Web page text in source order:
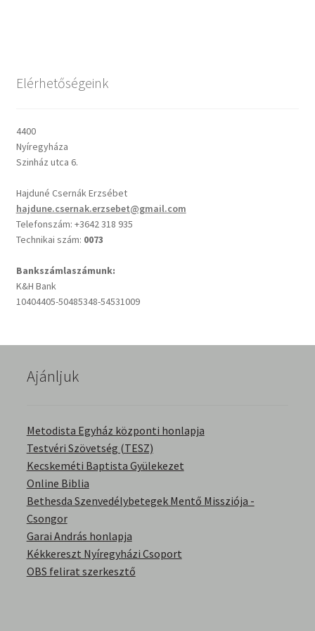
Cseri Kálmán: A kegyelem harmatja
Oswald Chambers: Krisztus mindenek felett
Mindennapi kenyerünk
Alkalmaink
Elérhetőségek
Képek
Kitekintés
Könyvtár
Család-Házasság
Életrajzok-Regények
Elérhetőségeink
4400
Nyíregyháza
Szinház utca 6.
Hajduné Csernák Erzsébet
hajdune.csernak.erzsebet@gmail.com
Telefonszám: +3642 318 935
Technikai szám: 0073
Bankszámlaszámunk:
K&H Bank
10404405-50485348-54531009
Ajánljuk
Metodista Egyház központi honlapja
Testvéri Szövetség (TESZ)
Kecskeméti Baptista Gyülekezet
Online Biblia
Bethesda Szenvedélybetegek Mentő Missziója -
Csongor
Garai András honlapja
Kékkereszt Nyíregyházi Csoport
OBS felirat szerkesztő